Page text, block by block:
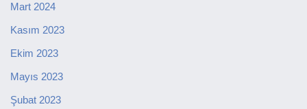
Mart 2024
Kasım 2023
Ekim 2023
Mayıs 2023
Şubat 2023